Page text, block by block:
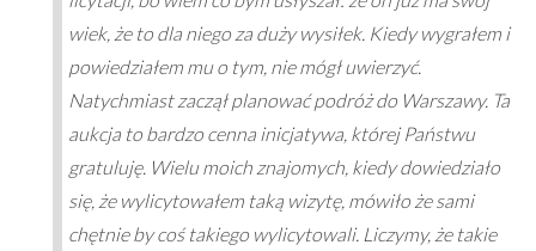
wiek, że to dla niego za duży wysiłek. Kiedy wygrałem i
powiedziałem mu o tym, nie mógł uwierzyć.
Natychmiast zaczął planować podróż do Warszawy. Ta
aukcja to bardzo cenna inicjatywa, której Państwu
gratuluję. Wielu moich znajomych, kiedy dowiedziało
się, że wylicytowałem taką wizytę, mówiło że sami
chętnie by coś takiego wylicytowali. Liczymy, że takie